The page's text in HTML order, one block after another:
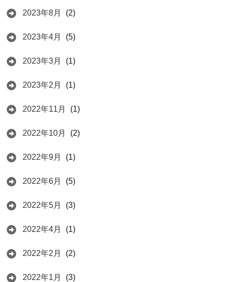
2023年8月 (2)
2023年4月 (5)
2023年3月 (1)
2023年2月 (1)
2022年11月 (1)
2022年10月 (2)
2022年9月 (1)
2022年6月 (5)
2022年5月 (3)
2022年4月 (1)
2022年2月 (2)
2022年1月 (3)